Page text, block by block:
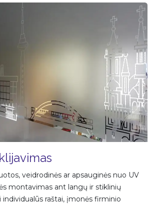
veidrodinės ar apsauginės nuo UV
montavimas ant langų ir stiklinių
individualūs raštai, įmonės firminio